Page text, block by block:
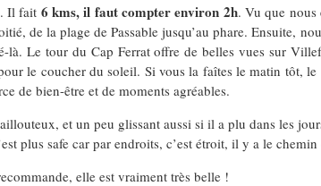
Il fait 6 kms, il faut compter environ 2h. Vu que nous
de la plage de Passable jusqu’au phare. Ensuite,
là. Le tour du Cap Ferrat offre de belles vues sur
le coucher du soleil. Si vous la faîtes le matin tôt,
de bien-être et de moments agréables.
et un peu glissant aussi si il a plu dans les
plus safe car par endroits, c’est étroit, il y a le
elle est vraiment très belle !